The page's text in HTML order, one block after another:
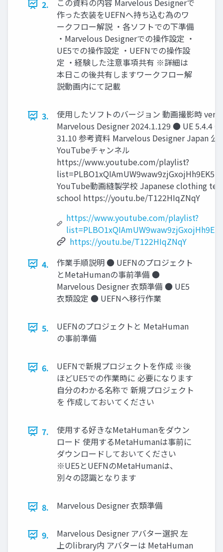
2.
作った衣装をUEFNへ持ち込む為のワ
ークフロー解説 ・各ソフトでの下準備
・Marvelous Designerでの操作設定 ・
UE5での操作設定 ・UEFNでの操作設
定 ・経験した注意事項共有 ※詳細は
本日この後共有しますワークフロー解
説動画内にて記載
3.
使用したソフトのバージョン 動画撮影時
Marvelous Designer 2024.1.129 ● UE 5.4.4
31.10 参考資料 Marvelous Designer Japan 公
YouTubeチャンネル
https://www.youtube.com/playlist?
YouTube動画縫製学校 Japanese clothing
school https://youtu.be/T122HIqZNqY
https://www.youtube.com/playlist?
https://youtu.be/T122HIqZNqY
4.
作業手順説明 ● UEFNのプロジェクト
とMetaHumanの事前準備 ●
Marvelous Designer 衣類準備 ● UE5
衣類設定 ● UEFNへ移行作業
5.
UEFNのプロジェクトと MetaHuman
の事前準備
6.
UEFNで新規プロジェクトを作成 ※後
ほどUE5での作業時に 必要になります
自分のわかる名称で 新規プロジェクト
を 作成しておいてください
7.
使用する好きなMetaHumanをダウン
ロード 使用するMetaHumanは事前に
ダウンロードしておいてください
※UE5とUEFNのMetaHumanは、
別々の認識となります
8. Marvelous Designer 衣類準備
9.
Marvelous Designer アバター選択 左
上のlibrary内 アバターは MetaHuman